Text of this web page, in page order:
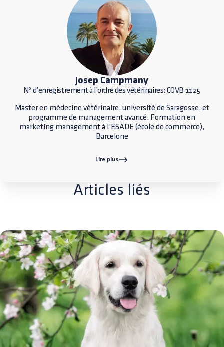
Josep Campmany
Nº d’enregistrement à l’ordre des vétérinaires: COVB 1125
Master en médecine vétérinaire, université de Saragosse, et
programme de management avancé. Formation en
marketing management à l’ESADE (école de commerce),
Barcelone
Lire plus
Articles liés